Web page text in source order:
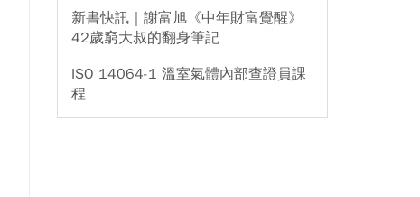
新書快訊｜謝富旭《中年財富覺醒》
42歲窮大叔的翻身筆記
ISO 14064-1 溫室氣體內部查證員課
程